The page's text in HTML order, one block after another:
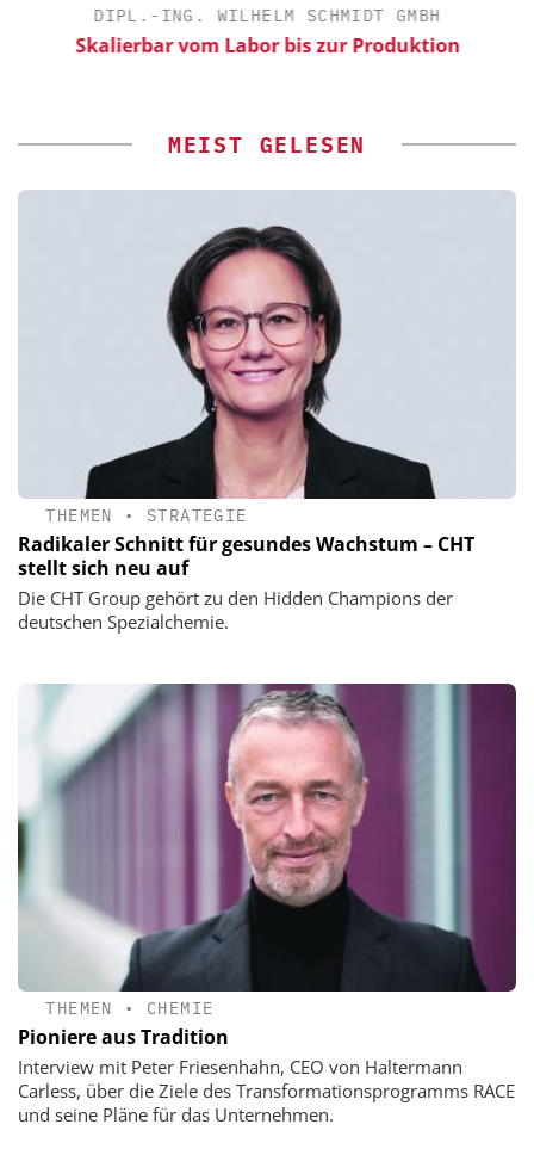
DIPL.-ING. WILHELM SCHMIDT GMBH
Skalierbar vom Labor bis zur Produktion
MEIST GELESEN
THEMEN • STRATEGIE
Radikaler Schnitt für gesundes Wachstum – CHT
stellt sich neu auf
Die CHT Group gehört zu den Hidden Champions der
deutschen Spezialchemie.
THEMEN • CHEMIE
Pioniere aus Tradition
Interview mit Peter Friesenhahn, CEO von Haltermann
Carless, über die Ziele des Transformationsprogramms RACE
und seine Pläne für das Unternehmen.